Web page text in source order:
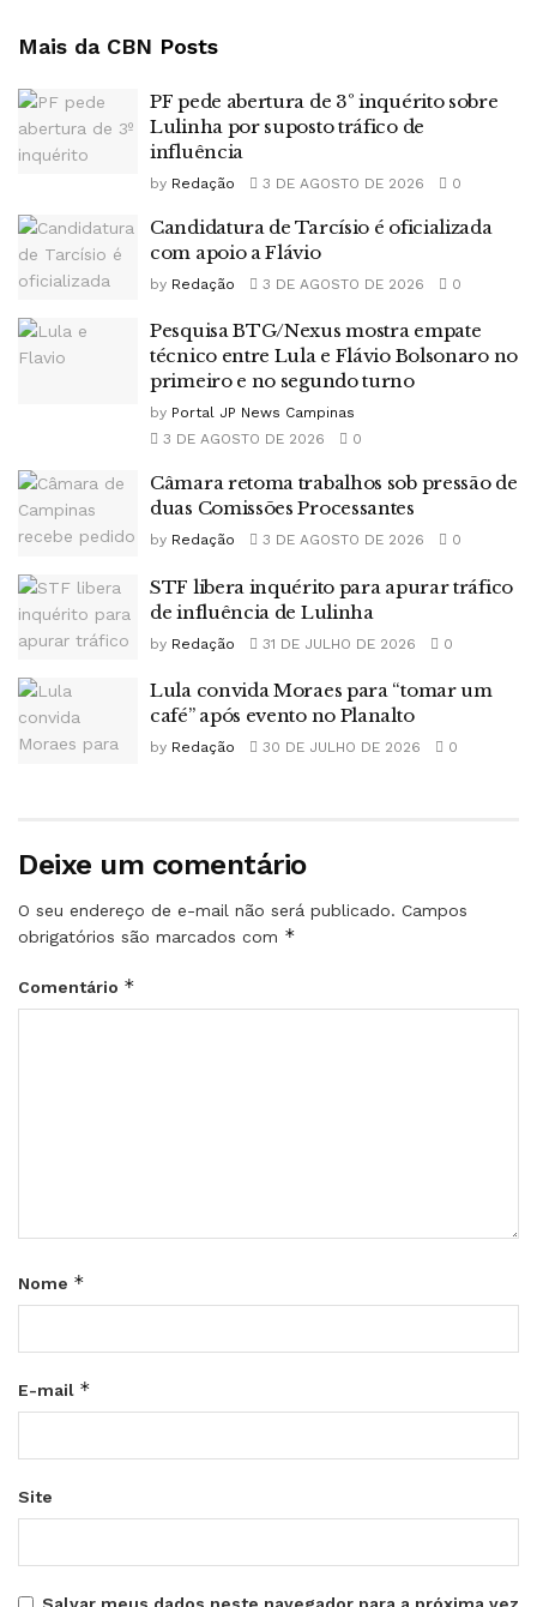
Mais da CBN Posts
PF pede abertura de 3º inquérito sobre
Lulinha por suposto tráfico de
influência
by Redação 3 DE AGOSTO DE 2026 0
Candidatura de Tarcísio é oficializada
com apoio a Flávio
by Redação 3 DE AGOSTO DE 2026 0
Pesquisa BTG/Nexus mostra empate
técnico entre Lula e Flávio Bolsonaro no
primeiro e no segundo turno
by Portal JP News Campinas
3 DE AGOSTO DE 2026
0
Câmara retoma trabalhos sob pressão de
duas Comissões Processantes
by Redação 3 DE AGOSTO DE 2026 0
STF libera inquérito para apurar tráfico
de influência de Lulinha
by Redação 31 DE JULHO DE 2026 0
Lula convida Moraes para “tomar um
café” após evento no Planalto
by Redação 30 DE JULHO DE 2026 0
Deixe um comentário
O seu endereço de e-mail não será publicado. Campos
obrigatórios são marcados com *
Comentário *
Nome *
E-mail *
Site
Salvar meus dados neste navegador para a próxima vez